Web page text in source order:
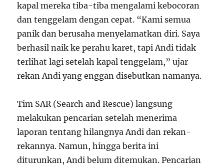
kapal mereka tiba-tiba mengalami kebocoran
dan tenggelam dengan cepat. “Kami semua
panik dan berusaha menyelamatkan diri. Saya
berhasil naik ke perahu karet, tapi Andi tidak
terlihat lagi setelah kapal tenggelam,” ujar
rekan Andi yang enggan disebutkan namanya.
Tim SAR (Search and Rescue) langsung
melakukan pencarian setelah menerima
laporan tentang hilangnya Andi dan rekan-
rekannya. Namun, hingga berita ini
diturunkan, Andi belum ditemukan. Pencarian